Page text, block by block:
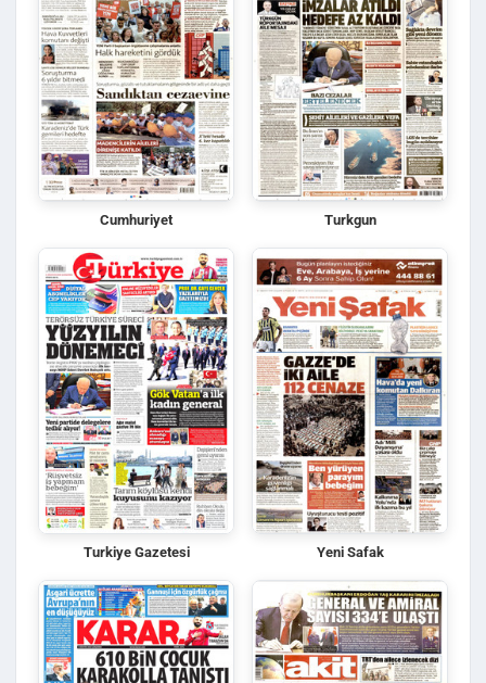
Cumhuriyet Turkgun
Turkiye Gazetesi Yeni Safak